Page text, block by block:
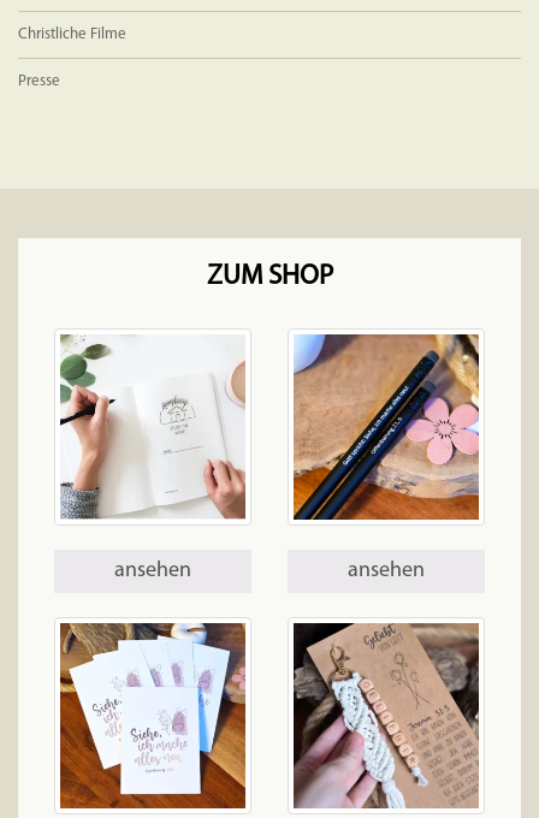
Christliche Filme
Presse
ZUM SHOP
ansehen ansehen